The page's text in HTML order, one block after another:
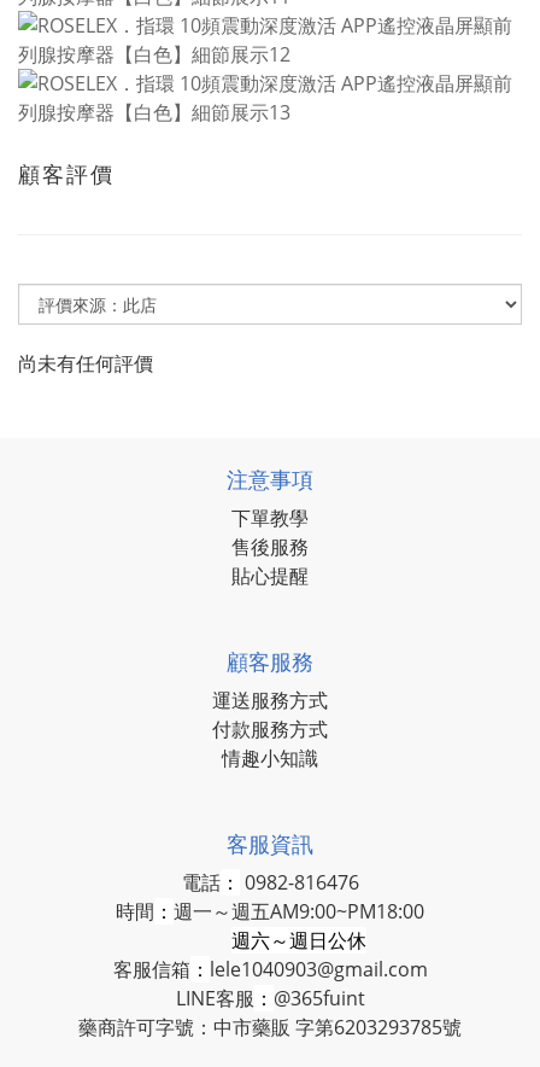
顧客評價
尚未有任何評價
注意事項
下單教學
售後服務
貼心提醒
顧客服務
運送服務方式
付款服務方式
情趣小知識
客服資訊
電話： 0982-816476
時間 ： 週一～週五AM9:00~PM18:00
週六～週日公休
客服信箱 ： lele1040903@gmail.com
LINE客服 ： @365fuint
藥商許可字號：中市藥販 字第6203293785號